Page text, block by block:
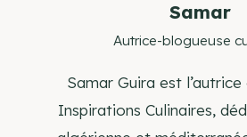
Samar
Autrice-blogueuse
Samar Guira est
Inspirations Culinaires,